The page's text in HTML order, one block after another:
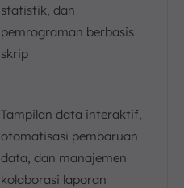
statistik, dan
pemrograman berbasis
skrip
Tampilan data interaktif,
otomatisasi pembaruan
data, dan manajemen
kolaborasi laporan